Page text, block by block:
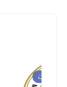
وحوارات